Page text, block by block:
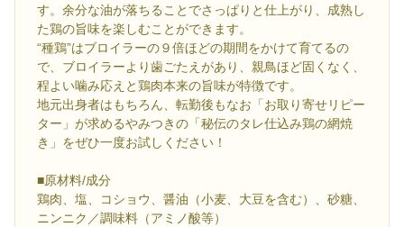
す。余分な油が落ちることでさっぱりと仕上がり、成熟し
た鶏の旨味を楽しむことができます。
“種鶏”はブロイラーの９倍ほどの期間をかけて育てるの
で、ブロイラーより歯ごたえがあり、親鳥ほど固くなく、
程よい噛み応えと鶏肉本来の旨味が特徴です。
地元出身者はもちろん、転勤後もなお「お取り寄せリピー
ター」が求めるやみつきの「秘伝のタレ仕込み鶏の網焼
き」をぜひ一度お試しください！
■原材料/成分
鶏肉、塩、コショウ、醤油（小麦、大豆を含む）、砂糖、
ニンニク／調味料（アミノ酸等）